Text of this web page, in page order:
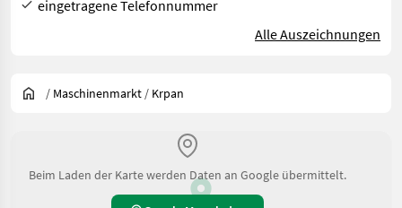
eingetragene Telefonnummer
Alle Auszeichnungen
/ Maschinenmarkt / Krpan
Beim Laden der Karte werden Daten an Google übermittelt.